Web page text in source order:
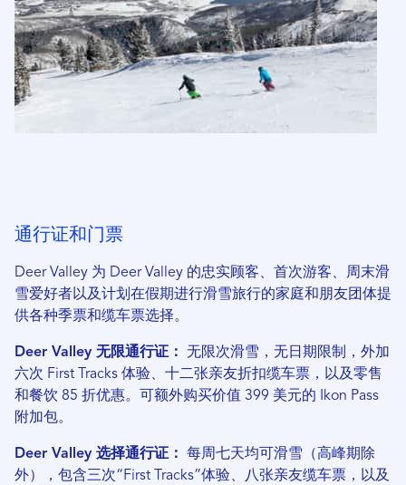
通行证和门票
Deer Valley 为 Deer Valley 的忠实顾客、首次游客、周末滑
雪爱好者以及计划在假期进行滑雪旅行的家庭和朋友团体提
供各种季票和缆车票选择。
Deer Valley 无限通行证：
无限次滑雪，无日期限制，外加
六次 First Tracks 体验、十二张亲友折扣缆车票，以及零售
和餐饮 85 折优惠。可额外购买价值 399 美元的 Ikon Pass
附加包。
Deer Valley 选择通行证：
每周七天均可滑雪（高峰期除
外），包含三次“First Tracks”体验、八张亲友缆车票，以及